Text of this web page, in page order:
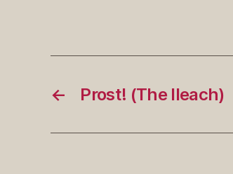
← Prost! (The Ileach)